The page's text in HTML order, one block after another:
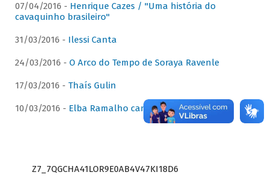
07/04/2016 - Henrique Cazes / "Uma história do
cavaquinho brasileiro"
31/03/2016 - Ilessi Canta
24/03/2016 - O Arco do Tempo de Soraya Ravenle
17/03/2016 - Thaís Gulin
10/03/2016 - Elba Ramalho canta Dominguinhos
Z7_7QGCHA41LOR9E0AB4V47KI18D6